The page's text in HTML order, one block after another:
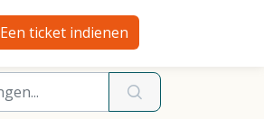
Een ticket indienen